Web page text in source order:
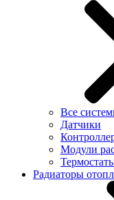
Все
Датчики
Модули
Радиаторы